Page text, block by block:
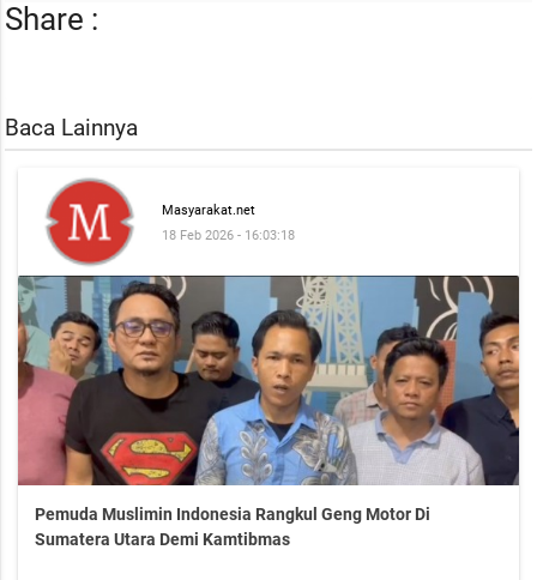
Share :
Baca Lainnya
Masyarakat.net
18 Feb 2026 - 16:03:18
Pemuda Muslimin Indonesia Rangkul Geng Motor Di
Sumatera Utara Demi Kamtibmas